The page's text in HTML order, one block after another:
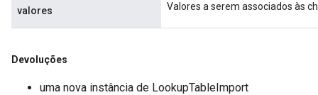
valores Valores a serem associados às
Devoluções
uma nova instância de LookupTableImport